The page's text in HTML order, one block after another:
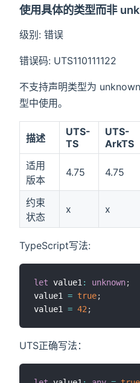
使用具体的类型而非
级别: 错误
错误码: UTS110111122
不支持声明类型为
型中使用。
描述
UTS-
TS
UTS-
ArkTS
适用
版本
4.75 4.75
约束
状态
x x
TypeScript写法:
let value1 : unknown;
value1 = true;
value1 = 42 ;
UTS正确写法：